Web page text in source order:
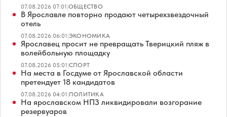
07.08.2026 07:01|ОБЩЕСТВО
В Ярославле повторно продают четырехзвездочный
отель
07.08.2026 06:01|ЭКОНОМИКА
Ярославец просит не превращать Тверицкий пляж в
волейбольную площадку
07.08.2026 05:01|СПОРТ
На места в Госдуме от Ярославской области
претендует 18 кандидатов
07.08.2026 04:01|ПОЛИТИКА
На ярославском НПЗ ликвидировали возгорание
резервуаров